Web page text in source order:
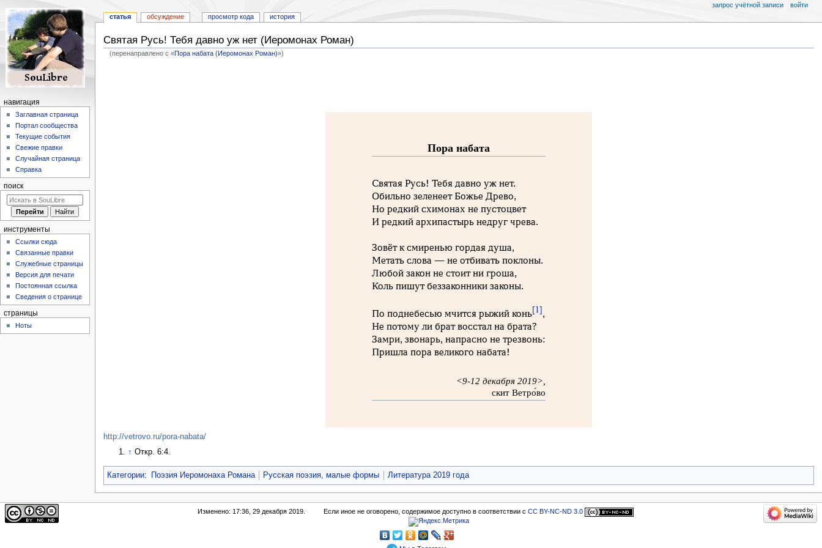
Святая Русь! Тебя давно уж нет (Иеромонах Роман)
(перенаправлено с «Пора набата (Иеромонах Роман)»)
Пора набата
Святая Русь! Тебя давно уж нет.
Обильно зеленеет Божье Древо,
Но редкий схимонах не пустоцвет
И редкий архипастырь недруг чрева.
Зовёт к смиренью гордая душа,
Метать слова — не отбивать поклоны.
Любой закон не стоит ни гроша,
Коль пишут беззаконники законы.
По поднебесью мчится рыжий конь[1],
Не потому ли брат восстал на брата?
Замри, звонарь, напрасно не трезвонь:
Пришла пора великого набата!
<9-12 декабря 2019>,
скит Ветро́во
http://vetrovo.ru/pora-nabata/
↑ Откр. 6:4.
Категории: Поэзия Иеромонаха Романа Русская поэзия, малые формы Литература 2019 года
статья обсуждение просмотр кода история
запрос учётной записи войти
навигация
Заглавная страница
Портал сообщества
Текущие события
Свежие правки
Случайная страница
Справка
поиск
инструменты
Ссылки сюда
Связанные правки
Служебные страницы
Версия для печати
Постоянная ссылка
Сведения о странице
страницы
Ноты
Изменено: 17:36, 29 декабря 2019. Если иное не оговорено, содержимое доступно в соответствии с CC BY-NC-ND 3.0